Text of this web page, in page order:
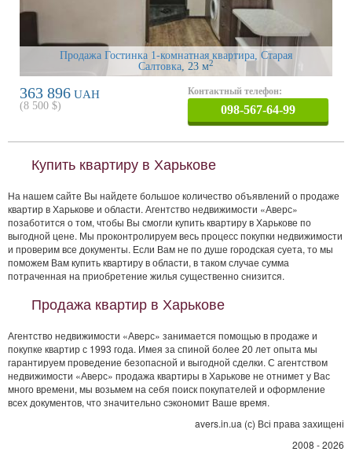
Продажа Гостинка 1-комнатная квартира, Старая
Салтовка, 23 м2
363 896 UAH
(8 500 $)
Контактный телефон:
098-567-64-99
Купить квартиру в Харькове
На нашем сайте Вы найдете большое количество объявлений о продаже
квартир в Харькове и области. Агентство недвижимости «Аверс»
позаботится о том, чтобы Вы смогли купить квартиру в Харькове по
выгодной цене. Мы проконтролируем весь процесс покупки недвижимости
и проверим все документы. Если Вам не по душе городская суета, то мы
поможем Вам купить квартиру в области, в таком случае сумма
потраченная на приобретение жилья существенно снизится.
Продажа квартир в Харькове
Агентство недвижимости «Аверс» занимается помощью в продаже и
покупке квартир с 1993 года. Имея за спиной более 20 лет опыта мы
гарантируем проведение безопасной и выгодной сделки. С агентством
недвижимости «Аверс» продажа квартиры в Харькове не отнимет у Вас
много времени, мы возьмем на себя поиск покупателей и оформление
всех документов, что значительно сэкономит Ваше время.
avers.in.ua (с) Всі права захищені
2008 - 2026